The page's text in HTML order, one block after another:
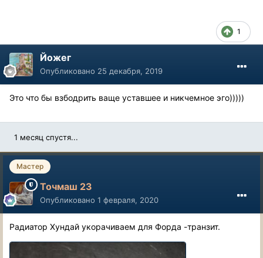
1
Йожег
Опубликовано 25 декабря, 2019
Это что бы взбодрить ваще уставшее и никчемное эго)))))
1 месяц спустя...
Мастер
Точмаш 23
Опубликовано 1 февраля, 2020
Радиатор Хундай укорачиваем для Форда -транзит.